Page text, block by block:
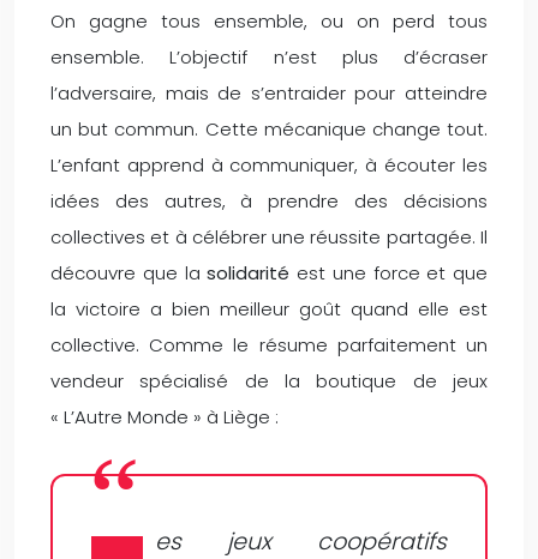
On gagne tous ensemble, ou on perd tous
ensemble. L’objectif n’est plus d’écraser
l’adversaire, mais de s’entraider pour atteindre
un but commun. Cette mécanique change tout.
L’enfant apprend à communiquer, à écouter les
idées des autres, à prendre des décisions
collectives et à célébrer une réussite partagée. Il
découvre que lasolidarité est une force et que
la victoire a bien meilleur goût quand elle est
collective. Comme le résume parfaitement un
vendeur spécialisé de la boutique de jeux
« L’Autre Monde » à Liège :
es jeux coopératifs